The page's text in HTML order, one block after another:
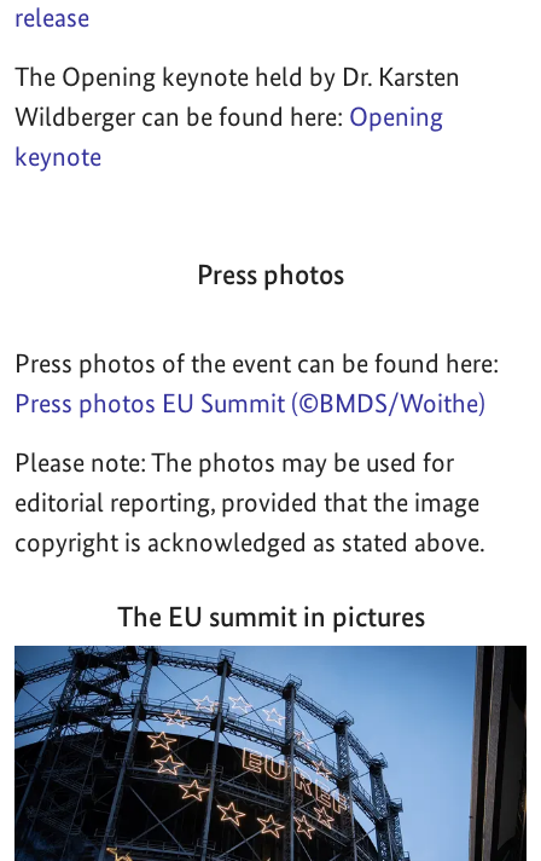
release
The Opening keynote held by Dr. Karsten
Wildberger can be found here: Opening
keynote
Press photos
Press photos of the event can be found here:
Press photos EU Summit (©BMDS/Woithe)
Please note: The photos may be used for
editorial reporting, provided that the image
copyright is acknowledged as stated above.
The EU summit in pictures